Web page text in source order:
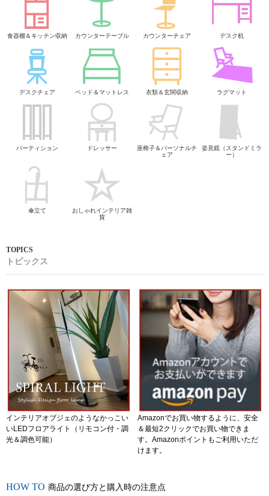
食器棚＆キッチン収納 カウンターテーブル カウンターチェア デスク机
デスクチェア ベッド＆マットレス 衣類＆玄関収納 ラグマット
パーティション ドレッサー
座椅子＆パーソナルチ
ェア
姿見鏡（スタンドミラ
ー）
傘立て
おしゃれインテリア雑
貨
トピックス
インテリアオブジェのようなかっこい
いLEDフロアライト（リモコン付・調
光＆調色可能）
Amazonでお買い物するように、安全
＆最短2クリックでお買い物できま
す。Amazonポイントもご利用いただ
けます。
商品の選び方と購入時の注意点